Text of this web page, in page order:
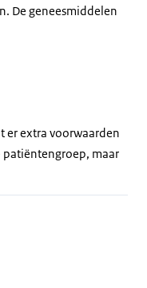
De geneesmiddelen
er extra voorwaarden
patiëntengroep, maar